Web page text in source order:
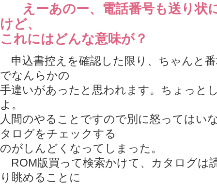
えーあのー、電話番号も送り状
けど、
これにはどんな意味が？
申込書控えを確認した限り、ちゃんと
でなんらかの
手違いがあったと思われます。ちょっと
よ。
人間のやることですので別に怒ってはい
タログをチェックする
のがしんどくなってしまった。
ROM版買って検索かけて、カタログは
り眺めることに